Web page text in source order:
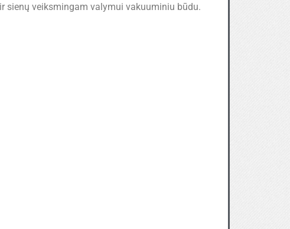
sienų veiksmingam valymui vakuuminiu būdu.